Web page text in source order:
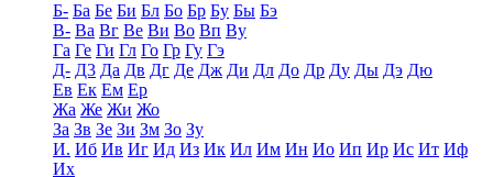
Б- Ба Бе Би Бл Бо Бр Бу Бы Бэ
В- Ва Вг Ве Ви Во Вп Ву
Га Ге Ги Гл Го Гр Гу Гэ
Д- Д3 Да Дв Дг Де Дж Ди Дл До Др Ду Ды Дэ Дю
Ев Ек Ем Ер
Жа Же Жи Жо
За Зв Зе Зи Зм Зо Зу
И. Иб Ив Иг Ид Из Ик Ил Им Ин Ио Ип Ир Ис Ит Иф
Их